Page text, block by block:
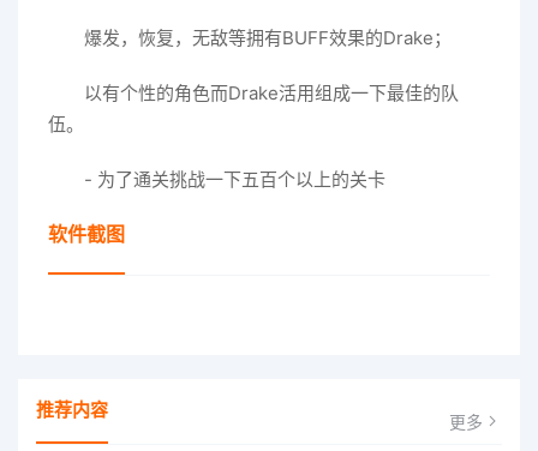
爆发，恢复，无敌等拥有BUFF效果的Drake；
以有个性的角色而Drake活用组成一下最佳的队
伍。
- 为了通关挑战一下五百个以上的关卡
软件截图
推荐内容 更多